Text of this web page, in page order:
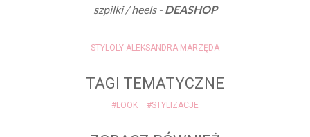
szpilki / heels - DEASHOP
STYLOLY ALEKSANDRA MARZĘDA
TAGI TEMATYCZNE
#LOOK #STYLIZACJE